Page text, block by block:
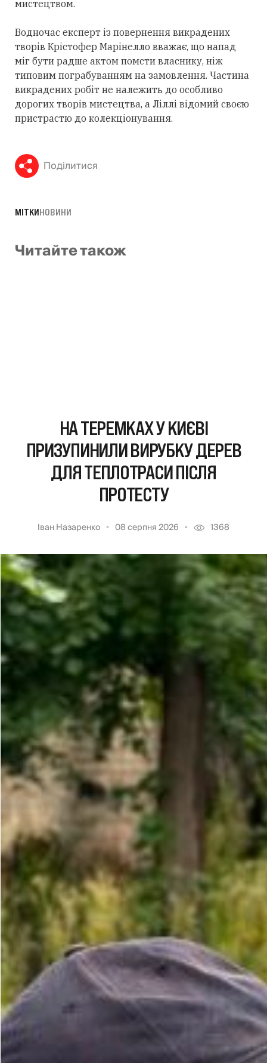
мистецтвом.
Водночас експерт із повернення викрадених
творів Крістофер Марінелло вважає, що напад
міг бути радше актом помсти власнику, ніж
типовим пограбуванням на замовлення. Частина
викрадених робіт не належить до особливо
дорогих творів мистецтва, а Ліллі відомий своєю
пристрастю до колекціонування.
Поділитися
МІТКИНОВИНИ
Читайте також
НА ТЕРЕМКАХ У КИЄВІ
ПРИЗУПИНИЛИ ВИРУБКУ ДЕРЕВ
ДЛЯ ТЕПЛОТРАСИ ПІСЛЯ
ПРОТЕСТУ
Іван Назаренко 08 серпня 2026 1368